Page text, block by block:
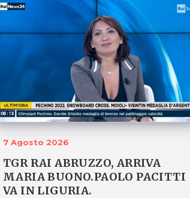
7 Agosto 2026
TGR RAI ABRUZZO, ARRIVA
MARIA BUONO.PAOLO PACITTI
VA IN LIGURIA.